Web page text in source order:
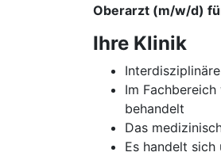
Oberarzt (m/w/d)
Ihre Klinik
Im
behandelt
Das
Es handelt